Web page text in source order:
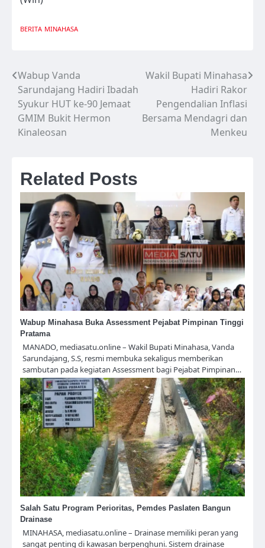
BERITA MINAHASA
Navigasi
pos
Wabup Vanda
Sarundajang Hadiri Ibadah
Syukur HUT ke-90 Jemaat
GMIM Bukit Hermon
Kinaleosan
Wakil Bupati Minahasa
Hadiri Rakor
Pengendalian Inflasi
Bersama Mendagri dan
Menkeu
Related Posts
Wabup Minahasa Buka Assessment Pejabat Pimpinan Tinggi
Pratama
MANADO, mediasatu.online – Wakil Bupati Minahasa, Vanda
Sarundajang, S.S, resmi membuka sekaligus memberikan
sambutan pada kegiatan Assessment bagi Pejabat Pimpinan…
Salah Satu Program Perioritas, Pemdes Paslaten Bangun
Drainase
MINAHASA, mediasatu.online – Drainase memiliki peran yang
sangat penting di kawasan berpenghuni. Sistem drainase